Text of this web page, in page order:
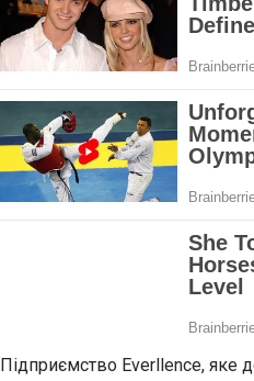
Підприємство Everllence, яке